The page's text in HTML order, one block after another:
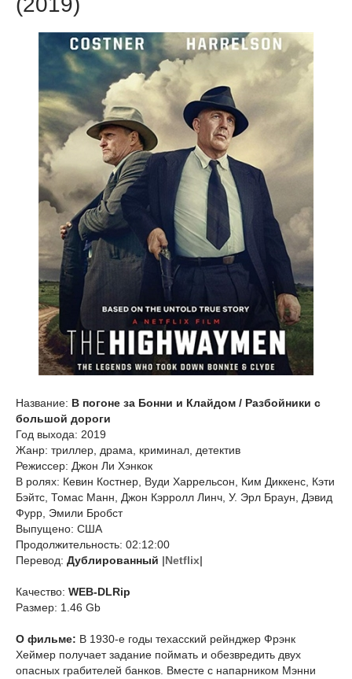
Название: В погоне за Бонни и Клайдом / Разбойники с
большой дороги
Год выхода: 2019
Жанр: триллер, драма, криминал, детектив
Режиссер: Джон Ли Хэнкок
В ролях: Кевин Костнер, Вуди Харрельсон, Ким Диккенс, Кэти
Бэйтс, Томас Манн, Джон Кэрролл Линч, У. Эрл Браун, Дэвид
Фурр, Эмили Бробст
Выпущено: США
Продолжительность: 02:12:00
Перевод: Дублированный |Netflix|
Качество: WEB-DLRip
Размер: 1.46 Gb
О фильме: В 1930-е годы техасский рейнджер Фрэнк
Хеймер получает задание поймать и обезвредить двух
опасных грабителей банков. Вместе с напарником Мэнни